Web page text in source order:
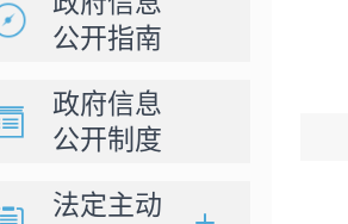
公开指南
政府信息
公开制度
法定主动